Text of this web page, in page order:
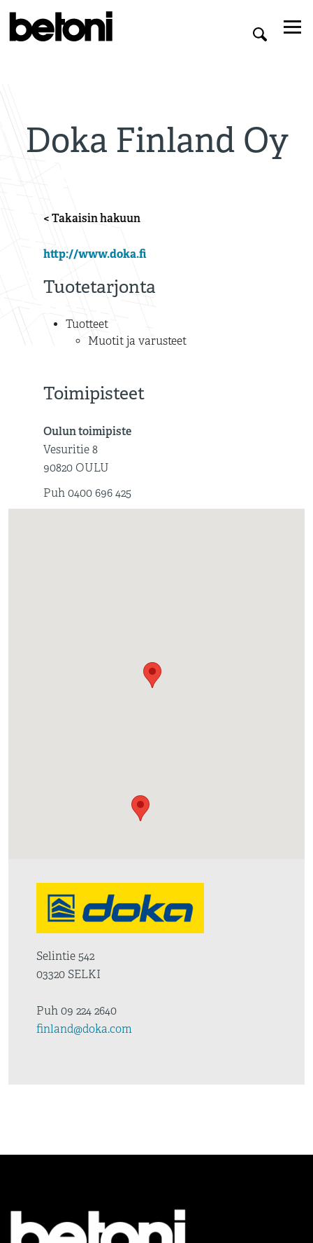
Doka Finland Oy
< Takaisin hakuun
http://www.doka.fi
Tuotetarjonta
Tuotteet
Muotit ja varusteet
Toimipisteet
Oulun toimipiste
Vesuritie 8
90820 OULU
Puh 0400 696 425
Selintie 542
03320 SELKI
Puh 09 224 2640
finland@doka.com